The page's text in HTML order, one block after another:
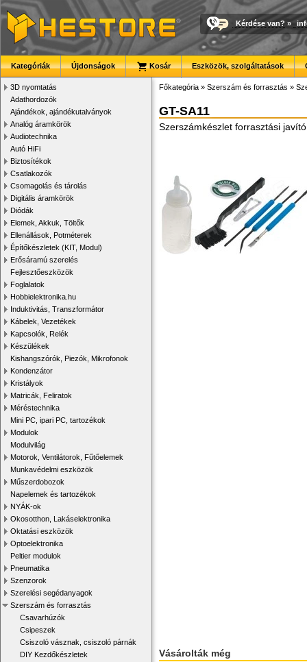
Kérdése van? »
Kategóriák Újdonságok Kosár Eszközök, szolgáltatások
3D nyomtatás
Adathordozók
Ajándékok, ajándékutalványok
Analóg áramkörök
Audiotechnika
Autó HiFi
Biztosítékok
Csatlakozók
Csomagolás és tárolás
Digitális áramkörök
Diódák
Elemek, Akkuk, Töltők
Ellenállások, Potméterek
Építőkészletek (KIT, Modul)
Erősáramú szerelés
Fejlesztőeszközök
Foglalatok
Hobbielektronika.hu
Induktivitás, Transzformátor
Kábelek, Vezetékek
Kapcsolók, Relék
Készülékek
Kishangszórók, Piezók, Mikrofonok
Kondenzátor
Kristályok
Matricák, Feliratok
Méréstechnika
Mini PC, ipari PC, tartozékok
Modulok
Modulvilág
Motorok, Ventilátorok, Fűtőelemek
Munkavédelmi eszközök
Műszerdobozok
Napelemek és tartozékok
NYÁK-ok
Okosotthon, Lakáselektronika
Oktatási eszközök
Optoelektronika
Peltier modulok
Pneumatika
Szenzorok
Szerelési segédanyagok
Szerszám és forrasztás
Csavarhúzók
Csipeszek
Csiszoló vásznak, csiszoló párnák
DIY Kezdőkészletek
Főkategória » Szerszám és forrasztás »
GT-SA11
Szerszámkészlet forrasztási
Vásárolták még